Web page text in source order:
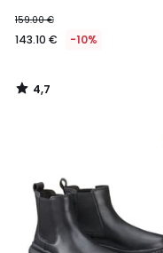
159.00 €
143.10 € -10%
4,7
/